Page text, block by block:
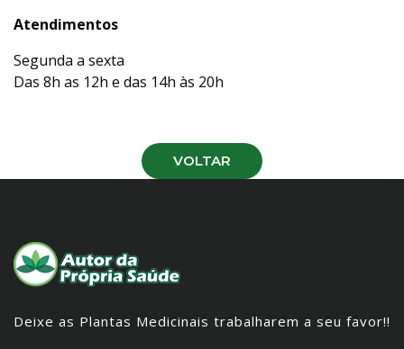
Atendimentos
Segunda a sexta
Das 8h as 12h e das 14h às 20h
VOLTAR
Deixe as Plantas Medicinais trabalharem a seu favor!!